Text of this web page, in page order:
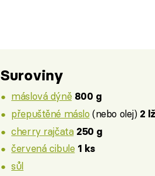
Suroviny
máslová dýně 800 g
přepuštěné máslo (nebo olej) 2
cherry rajčata 250 g
červená cibule 1 ks
sůl